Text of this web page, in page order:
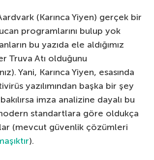
(Karınca Yiyen) gerçek bir
programlarını bulup yok
bu yazıda ele aldığımız
Truva Atı olduğunu
Yani, Karınca Yiyen, esasında
yazılımından başka bir şey
imza analizine dayalı bu
standartlara göre oldukça
(mevcut güvenlik çözümleri
).